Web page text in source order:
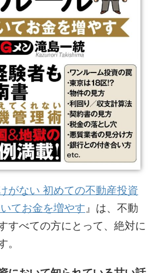
がない 初めての不動産投資
てお金を増やす 』は、不動
すべての方にとって、絶対に
。